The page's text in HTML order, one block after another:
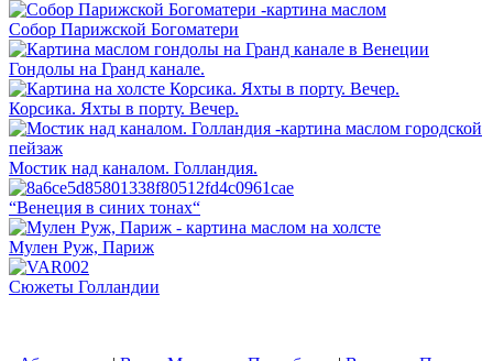
Собор Парижской Богоматери
Гондолы на Гранд канале.
Корсика. Яхты в порту. Вечер.
Мостик над каналом. Голландия.
“Венеция в синих тонах“
Мулен Руж, Париж
Сюжеты Голландии